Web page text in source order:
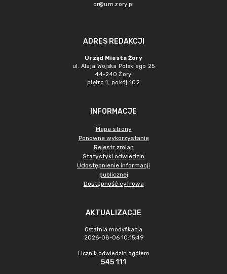
or@um.zory.pl
ADRES REDAKCJI
Urząd Miasta Żory
ul. Aleja Wojska Polskiego 25
44-240 Żory
piętro 1, pokój 102
INFORMACJE
Mapa strony
Ponowne wykorzystanie
Rejestr zmian
Statystyki odwiedzin
Udostępnienie informacji
publicznej
Dostępność cyfrowa
AKTUALIZACJE
Ostatnia modyfikacja
2026-08-06 10:15:49
Licznik odwiedzin ogółem
545 111